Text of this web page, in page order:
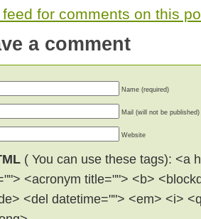
feed for comments on this
a comment
Name (required)
Mail (will not be published)
Website
( You can use these tags): <a
<acronym title=""> <b>
<del datetime=""> <em> <i>